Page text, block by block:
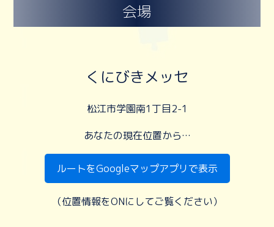
会場
くにびきメッセ
松江市学園南1丁目2-1
あなたの現在位置から…
ルートをGoogleマップアプリで表示
（位置情報をONにしてご覧ください）